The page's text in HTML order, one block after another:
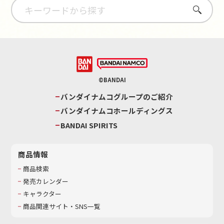
さがす
©BANDAI
バンダイナムコグループのご紹介
バンダイナムコホールディングス
BANDAI SPIRITS
商品情報
商品検索
発売カレンダー
キャラクター
商品関連サイト・SNS一覧